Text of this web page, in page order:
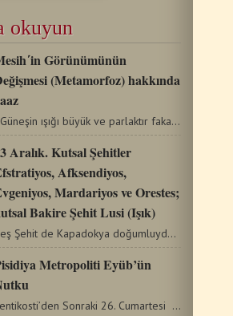
okuyun
Görünümünün
(Metamorfoz) hakkında
Güneşin ışığı büyük ve parlaktır fakat İsa…
Aralık. Kutsal Şehitler
Afksendiyos,
Mardariyos ve Orestes;
Bakire Şehit Lusi (Işık)
Beş Şehit de Kapadokya doğumluydu, Diokletyan’ın döneminde…
Metropoliti Eyüb’ün
Pentikosti’den Sonraki 26. Cumartesi Bugünkü İncil bize…